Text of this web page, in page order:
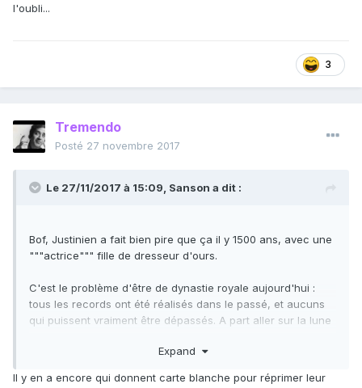
l'oubli...
3
Tremendo
Posté 27 novembre 2017
Le 27/11/2017 à 15:09, Sanson a dit :
Bof, Justinien a fait bien pire que ça il y 1500 ans, avec une
"""actrice""" fille de dresseur d'ours.
C'est le problème d'être de dynastie royale aujourd'hui :
tous les records ont été réalisés dans le passé, et aucuns
qui puissent vraiment être dépassés. A part aller sur la lune
laisser leur nom dans l'Histoire ? Rien, une vie de médiocrité
Expand
Il y en a encore qui donnent carte blanche pour réprimer leur